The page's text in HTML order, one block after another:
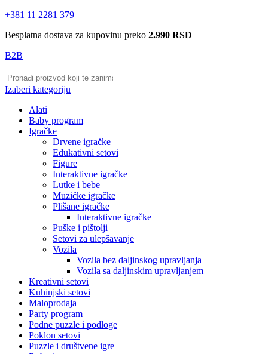
+381 11 2281 379
Besplatna dostava za kupovinu preko 2.990 RSD
B2B
Izaberi kategoriju
Alati
Baby program
Igračke
Drvene igračke
Edukativni setovi
Figure
Interaktivne igračke
Lutke i bebe
Muzičke igračke
Plišane igračke
Interaktivne igračke
Puške i pištolji
Setovi za ulepšavanje
Vozila
Vozila bez daljinskog upravljanja
Vozila sa daljinskim upravljanjem
Kreativni setovi
Kuhinjski setovi
Maloprodaja
Party program
Podne puzzle i podloge
Poklon setovi
Puzzle i društvene igre